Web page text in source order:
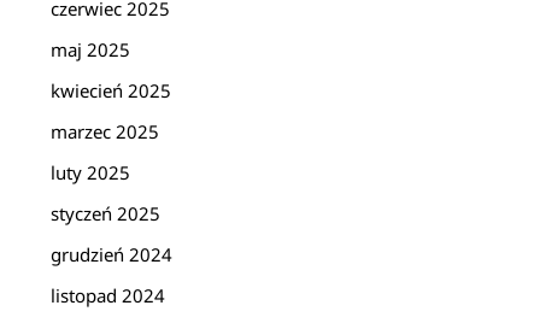
czerwiec 2025
maj 2025
kwiecień 2025
marzec 2025
luty 2025
styczeń 2025
grudzień 2024
listopad 2024